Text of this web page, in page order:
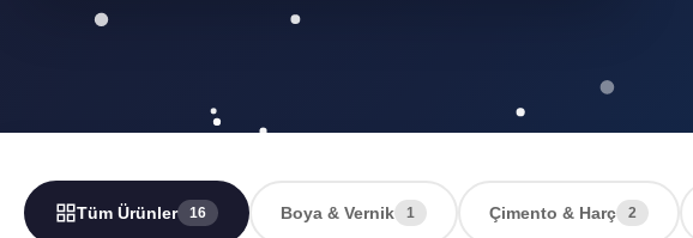
Tüm Ürünler 16 Boya & Vernik 1 Çimento & Harç 2